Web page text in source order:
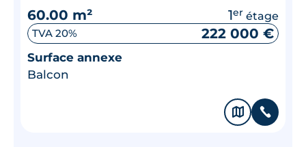
60.00 m²
1er étage
TVA 20% 222 000 €
Surface annexe
Balcon
🗞 📞